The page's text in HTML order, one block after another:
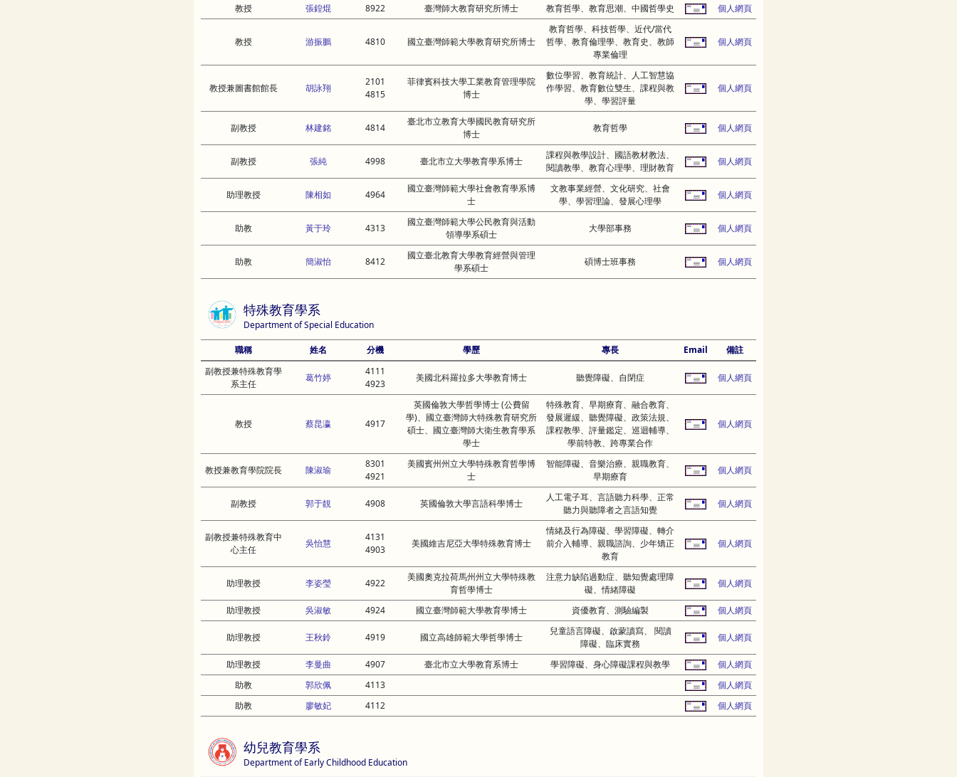
教授
張鍠焜 8922 臺灣師大教育研究所博士 教育哲學、教育思潮、中國哲學史 個人網頁
教授 游振鵬 4810 國立臺灣師範大學教育研究所博士
教育哲學、科技哲學、近代/當代
哲學、教育倫理學、教育史、教師
專業倫理
個人網頁
教授兼圖書館館長 胡詠翔
2101
4815
菲律賓科技大學工業教育管理學院
博士
數位學習、教育統計、人工智慧協
作學習、教育數位雙生、課程與教
學、學習評量
個人網頁
副教授 林建銘 4814
臺北市立教育大學國民教育研究所
博士
教育哲學 個人網頁
副教授 張純 4998 臺北市立大學教育學系博士
課程與教學設計、國語教材教法、
閱讀教學、教育心理學、理財教育
個人網頁
助理教授 陳相如 4964
國立臺灣師範大學社會教育學系博
士
文教事業經營、文化研究、社會
學、學習理論、發展心理學
個人網頁
助教 黃于玲 4313
國立臺灣師範大學公民教育與活動
領導學系碩士
大學部事務 個人網頁
助教 簡淑怡 8412
國立臺北教育大學教育經營與管理
學系碩士
碩博士班事務 個人網頁
特殊教育學系
Department of Special Education
職稱 姓名 分機 學歷 專長 Email
備註
副教授兼特殊教育學
系主任
葛竹婷
4111
4923
美國北科羅拉多大學教育博士 聽覺障礙、自閉症 個人網頁
教授 蔡昆瀛 4917
英國倫敦大學哲學博士 (公費留
學)、國立臺灣師大特殊教育研究所
碩士、國立臺灣師大衛生教育學系
學士
特殊教育、早期療育、融合教育、
發展遲緩、聽覺障礙、政策法規、
課程教學、評量鑑定、巡迴輔導、
學前特教、跨專業合作
個人網頁
教授兼教育學院院長 陳淑瑜
8301
4921
美國賓州州立大學特殊教育哲學博
士
智能障礙、音樂治療、親職教育、
早期療育
個人網頁
副教授 郭于靚 4908 英國倫敦大學言語科學博士
人工電子耳、言語聽力科學、正常
聽力與聽障者之言語知覺
個人網頁
副教授兼特殊教育中
心主任
吳怡慧
4131
4903
美國維吉尼亞大學特殊教育博士
情緒及行為障礙、學習障礙、轉介
前介入輔導、親職諮詢、少年矯正
教育
個人網頁
助理教授 李姿瑩 4922
美國奧克拉荷馬州州立大學特殊教
育哲學博士
注意力缺陷過動症、聽知覺處理障
礙、情緒障礙
個人網頁
助理教授 吳淑敏 4924 國立臺灣師範大學教育學博士 資優教育、測驗編製 個人網頁
助理教授 王秋鈴 4919 國立高雄師範大學哲學博士
兒童語言障礙、啟蒙讀寫、 閱讀
障礙、臨床實務
個人網頁
助理教授 李曼曲 4907 臺北市立大學教育系博士 學習障礙、身心障礙課程與教學
個人網頁
助教
郭欣佩 4113
個人網頁
助教
廖敏妃 4112 個人網頁
幼兒教育學系
Department of Early Childhood Education